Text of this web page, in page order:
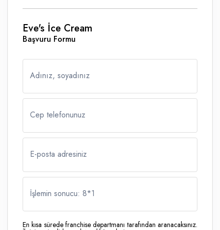
Eve's İce Cream
Başvuru Formu
Adınız, soyadınız
Cep telefonunuz
E-posta adresiniz
İşlemin sonucu: 8*1
En kısa sürede franchise departmanı tarafından aranacaksınız.